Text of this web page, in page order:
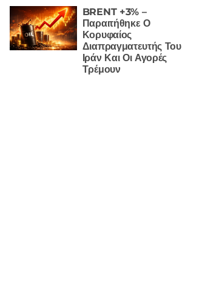
BRENT +3% –
Παραιτήθηκε Ο
Κορυφαίος
Διαπραγματευτής Του
Ιράν Και Οι Αγορές
Τρέμουν